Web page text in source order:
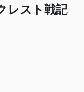
レスト戦記